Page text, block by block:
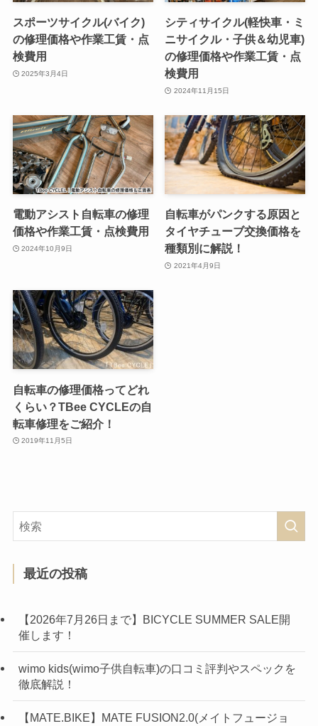
スポーツサイクル(バイク)
の修理価格や作業工賃・点
検費用
2025年3月4日
シティサイクル(軽快車・ミ
ニサイクル・子供＆幼児車)
の修理価格や作業工賃・点
検費用
2024年11月15日
電動アシスト自転車の修理
価格や作業工賃・点検費用
2024年10月9日
自転車がパンクする原因と
タイヤチューブ交換価格を
種類別に解説！
2021年4月9日
自転車の修理価格ってどれ
くらい？TBee CYCLEの自
転車修理をご紹介！
2019年11月5日
最近の投稿
【2026年7月26日まで】BICYCLE SUMMER SALE開
催します！
wimo kids(wimo子供自転車)の口コミ評判やスペックを
徹底解説！
【MATE.BIKE】MATE FUSION2.0(メイトフュージョ